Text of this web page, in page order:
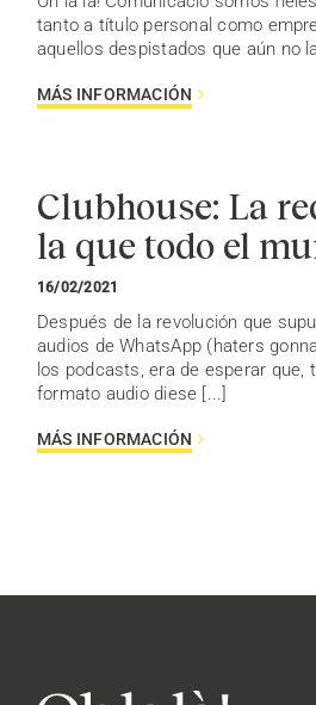
tanto a título personal como
aquellos despistados que aún no
MÁS INFORMACIÓN
Clubhouse: La
la que todo el
16/02/2021
Después de la revolución que
audios de WhatsApp (haters
los podcasts, era de esperar que,
formato audio diese [...]
MÁS INFORMACIÓN